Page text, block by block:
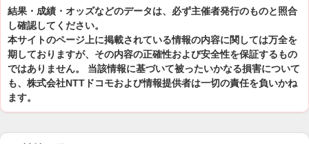
結果・成績・オッズなどのデータは、必ず主催者発行のものと照合
し確認してください。
本サイトのページ上に掲載されている情報の内容に関しては万全を
期しておりますが、その内容の正確性および安全性を保証するもの
ではありません。 当該情報に基づいて被ったいかなる損害について
も、株式会社NTTドコモおよび情報提供者は一切の責任を負いかね
ます。